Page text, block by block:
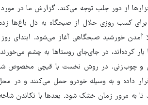
از دور جلب توجه می‌کند. گزارش ما در
کسب روزی حلال از صبحگاه به دل باغ‌ها
خورشید صبحگاهی آغاز می‌شود. ابتدای
در جای‌جای روستاها به چشم می‌خورند.
و چوب‌زنی. در روش نخست با قیچی مخصوص
داده و به وسیله خودرو حمل می‌کنند و در محل
تا به مرور زمان خشک شود. بعدها با تکاندن